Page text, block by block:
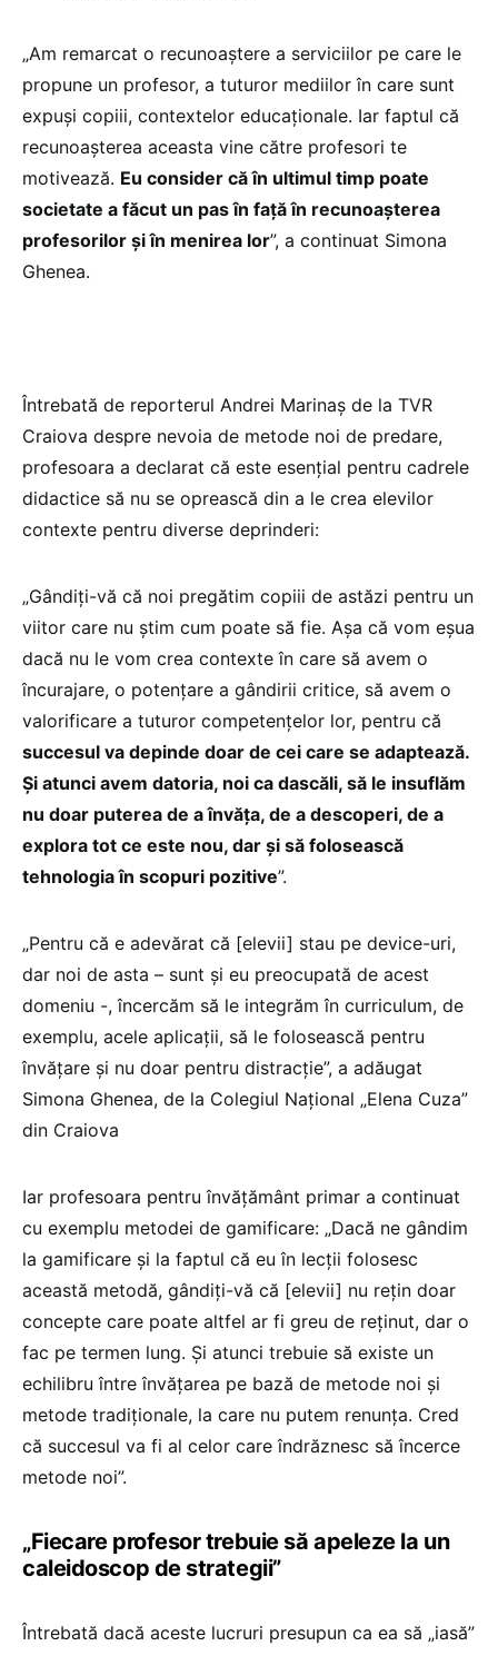
„Am remarcat o recunoaștere a serviciilor pe care le
propune un profesor, a tuturor mediilor în care sunt
expuși copiii, contextelor educaționale. Iar faptul că
recunoașterea aceasta vine către profesori te
motivează. Eu consider că în ultimul timp poate
societate a făcut un pas în față în recunoașterea
profesorilor și în menirea lor”, a continuat Simona
Ghenea.
Întrebată de reporterul Andrei Marinaș de la TVR
Craiova despre nevoia de metode noi de predare,
profesoara a declarat că este esențial pentru cadrele
didactice să nu se oprească din a le crea elevilor
contexte pentru diverse deprinderi:
„Gândiți-vă că noi pregătim copiii de astăzi pentru un
viitor care nu știm cum poate să fie. Așa că vom eșua
dacă nu le vom crea contexte în care să avem o
încurajare, o potențare a gândirii critice, să avem o
valorificare a tuturor competențelor lor, pentru că
succesul va depinde doar de cei care se adaptează.
Și atunci avem datoria, noi ca dascăli, să le insuflăm
nu doar puterea de a învăța, de a descoperi, de a
explora tot ce este nou, dar și să folosească
tehnologia în scopuri pozitive”.
„Pentru că e adevărat că [elevii] stau pe device-uri,
dar noi de asta – sunt și eu preocupată de acest
domeniu -, încercăm să le integrăm în curriculum, de
exemplu, acele aplicații, să le folosească pentru
învățare și nu doar pentru distracție”, a adăugat
Simona Ghenea, de la Colegiul Național „Elena Cuza”
din Craiova
Iar profesoara pentru învățământ primar a continuat
cu exemplu metodei de gamificare: „Dacă ne gândim
la gamificare și la faptul că eu în lecții folosesc
această metodă, gândiți-vă că [elevii] nu rețin doar
concepte care poate altfel ar fi greu de reținut, dar o
fac pe termen lung. Și atunci trebuie să existe un
echilibru între învățarea pe bază de metode noi și
metode tradiționale, la care nu putem renunța. Cred
că succesul va fi al celor care îndrăznesc să încerce
metode noi”.
„Fiecare profesor trebuie să apeleze la un
caleidoscop de strategii”
Întrebată dacă aceste lucruri presupun ca ea să „iasă”